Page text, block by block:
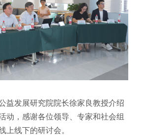
益发展研究院院长徐家良教授介绍
动，感谢各位领导、专家和社会组
上线下的研讨会。